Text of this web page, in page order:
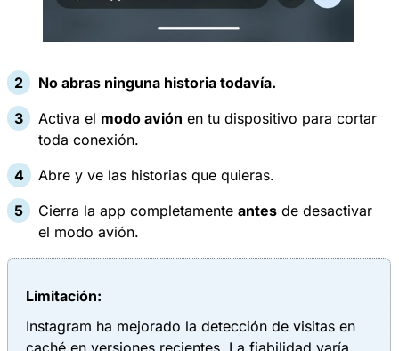
No abras ninguna historia todavía.
Activa el modo avión en tu dispositivo para cortar
toda conexión.
Abre y ve las historias que quieras.
Cierra la app completamente antes de desactivar
el modo avión.
Limitación:
Instagram ha mejorado la detección de visitas en
caché en versiones recientes. La fiabilidad varía